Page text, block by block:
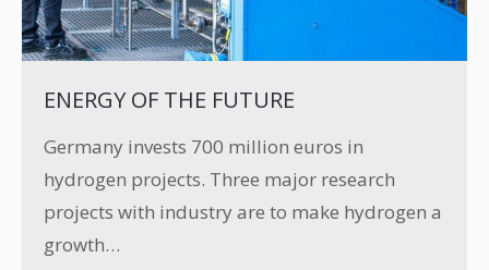
ENERGY OF THE FUTURE
Germany invests 700 million euros in
hydrogen projects. Three major research
projects with industry are to make hydrogen a
growth…